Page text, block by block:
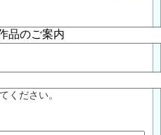
ください。